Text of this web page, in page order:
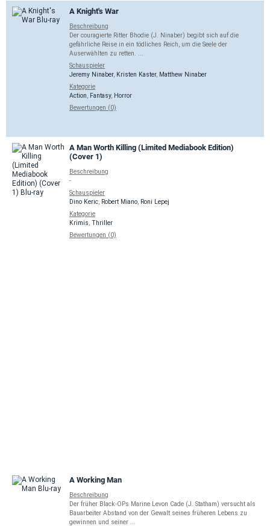
A Knight's War
Beschreibung
Der couragierte Ritter Bhodie (J. Ninaber) begibt sich auf die
gefährliche Reise in ein tödliches Reich, um die Seele der
Auserwählten zu retten. ...
Schauspieler
Jeremy Ninaber, Kristen Kaster, Matthew Ninaber
Kategorie
Action
Fantasy, Horror
Bewertungen (0)
A Man Worth Killing (Limited Mediabook Edition)
(Cover 1)
Beschreibung
-
Schauspieler
Dino Keric
Robert Miano
Roni Lepej
Kategorie
Krimis Thriller
Bewertungen (0)
A Working Man
Beschreibung
Der früher Black-OPs Marine Levon Cade (J. Statham) versucht als
Bauarbeiter Abstand von der Gewalt seines früheren Lebens zu
gewinnen und seiner ...